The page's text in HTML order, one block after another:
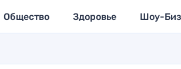
Общество Здоровье Шоу-